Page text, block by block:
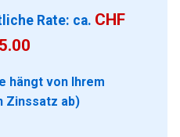
Rate: ca. CHF
hängt von Ihrem
Zinssatz ab)